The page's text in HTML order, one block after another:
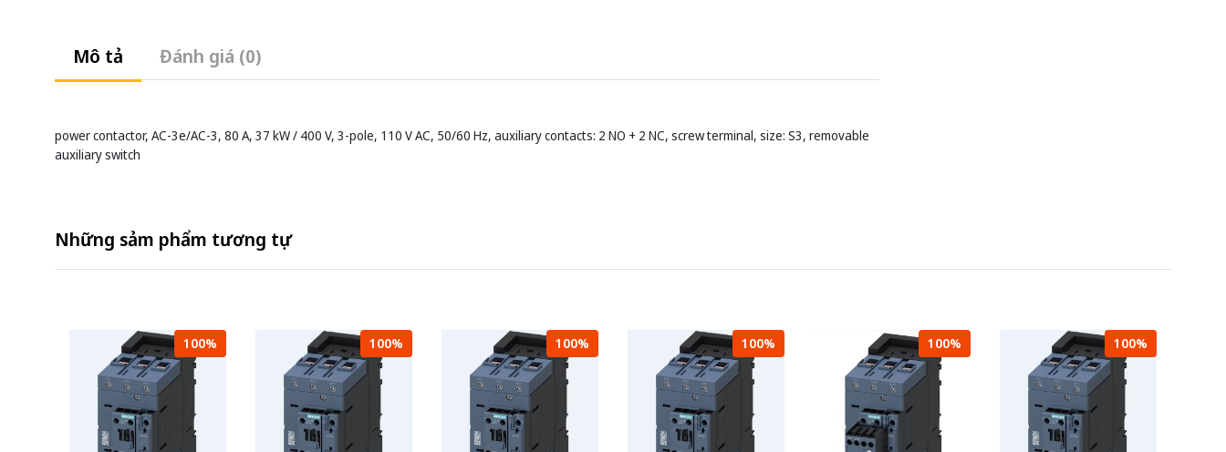
Mô tả Đánh giá (0)
power contactor, AC-3e/AC-3, 80 A, 37 kW / 400 V, 3-pole, 110 V AC, 50/60 Hz, auxiliary contacts: 2 NO + 2 NC, screw terminal, size: S3, removable
auxiliary switch
Những sảm phẩm tương tự
100% 100% 100% 100% 100% 100%